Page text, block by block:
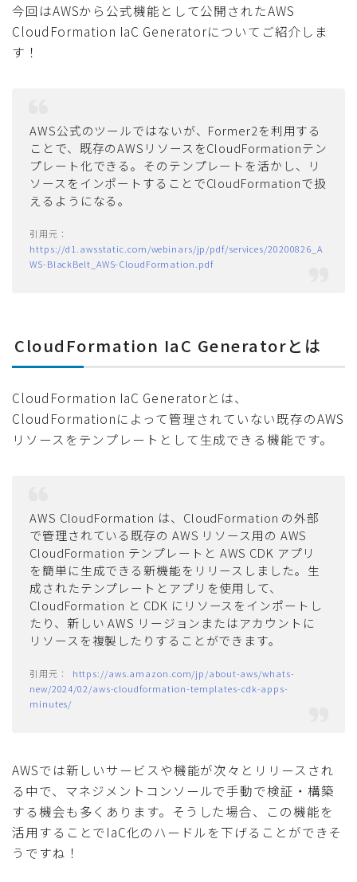
今回はAWSから公式機能として公開されたAWS
CloudFormation IaC Generatorについてご紹介しま
す！
AWS公式のツールではないが、Former2を利用する
ことで、既存のAWSリソースをCloudFormationテン
プレート化できる。そのテンプレートを活かし、リ
ソースをインポートすることでCloudFormationで扱
えるようになる。
https://d1.awsstatic.com/webinars/jp/pdf/services/20200826_A
WS-BlackBelt_AWS-CloudFormation.pdf
CloudFormation IaC Generatorとは
CloudFormation IaC Generatorとは、
CloudFormationによって管理されていない既存のAWS
リソースをテンプレートとして生成できる機能です。
AWS CloudFormation は、CloudFormation の外部
で管理されている既存の AWS リソース用の AWS
CloudFormation テンプレートと AWS CDK アプリ
を簡単に生成できる新機能をリリースしました。生
成されたテンプレートとアプリを使用して、
CloudFormation と CDK にリソースをインポートし
たり、新しい AWS リージョンまたはアカウントに
リソースを複製したりすることができます。
https://aws.amazon.com/jp/about-aws/whats-
new/2024/02/aws-cloudformation-templates-cdk-apps-
minutes/
AWSでは新しいサービスや機能が次々とリリースされ
る中で、マネジメントコンソールで手動で検証・構築
する機会も多くあります。そうした場合、この機能を
活用することでIaC化のハードルを下げることができそ
うですね！